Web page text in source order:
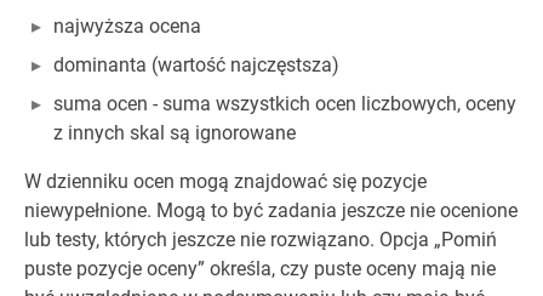
najwyższa ocena
dominanta (wartość najczęstsza)
suma ocen - suma wszystkich ocen liczbowych, oceny
z innych skal są ignorowane
W dzienniku ocen mogą znajdować się pozycje
niewypełnione. Mogą to być zadania jeszcze nie ocenione
lub testy, których jeszcze nie rozwiązano. Opcja „Pomiń
puste pozycje oceny” określa, czy puste oceny mają nie